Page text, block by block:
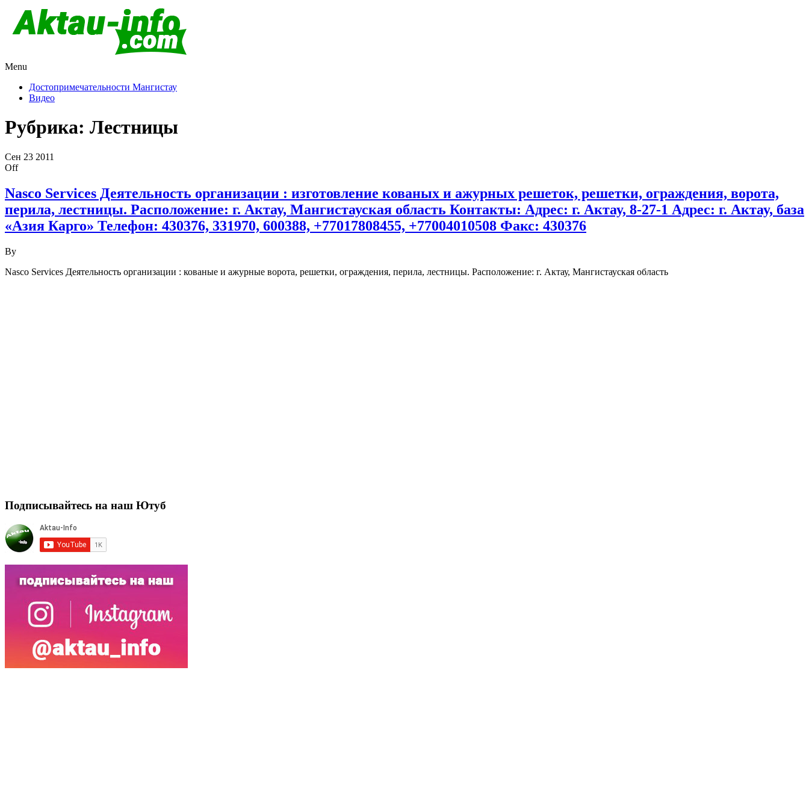
Menu
Достопримечательности Мангистау
Видео
Рубрика: Лестницы
Сен 23 2011
Off
Nasco Services Деятельность организации : изготовление кованых и ажурных решеток, решетки, ограждения, ворота,
перила, лестницы. Расположение: г. Актау, Мангистауская область Контакты: Адрес: г. Актау, 8-27-1 Адрес: г. Актау, база
«Азия Карго» Телефон: 430376, 331970, 600388, +77017808455, +77004010508 Факс: 430376
By
Nasco Services Деятельность организации : кованые и ажурные ворота, решетки, ограждения, перила, лестницы. Расположение: г. Актау, Мангистауская область
Подписывайтесь на наш Ютуб